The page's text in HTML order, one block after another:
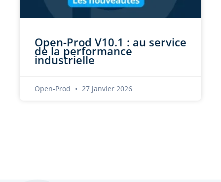
Open-Prod V10.1 : au service
de la performance
industrielle
Open-Prod 27 janvier 2026